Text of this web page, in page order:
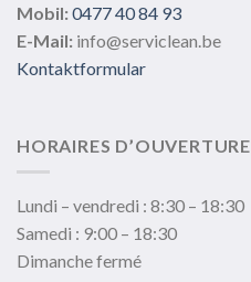
Mobil: 0477 40 84 93
E-Mail: info@serviclean.be
Kontaktformular
HORAIRES D’OUVERTURE
Lundi – vendredi : 8:30 – 18:30
Samedi : 9:00 – 18:30
Dimanche fermé